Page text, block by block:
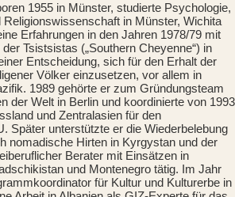
1955 in Münster, studierte Psychologie,
Religionswissenschaft in Münster, Wichita
Erfahrungen in den Jahren 1978/79 mit
Tsistsistas („Southern Cheyenne“) in
Entscheidung, sich für den Erhalt der
Völker einzusetzen, vor allem in
1989 gehörte er zum Gründungsteam
der Welt in Berlin und koordinierte von 1993
und Zentralasien für den
Später unterstützte er die Wiederbelebung
nomadische Hirten in Kyrgystan und der
Berater mit Einsätzen in
und Montenegro tätig. Im Jahr
für Kultur und Kulturerbe in